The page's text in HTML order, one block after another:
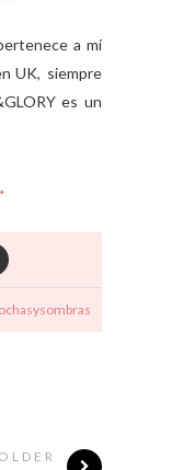
a mí
UK, siempre
es un
OLDER